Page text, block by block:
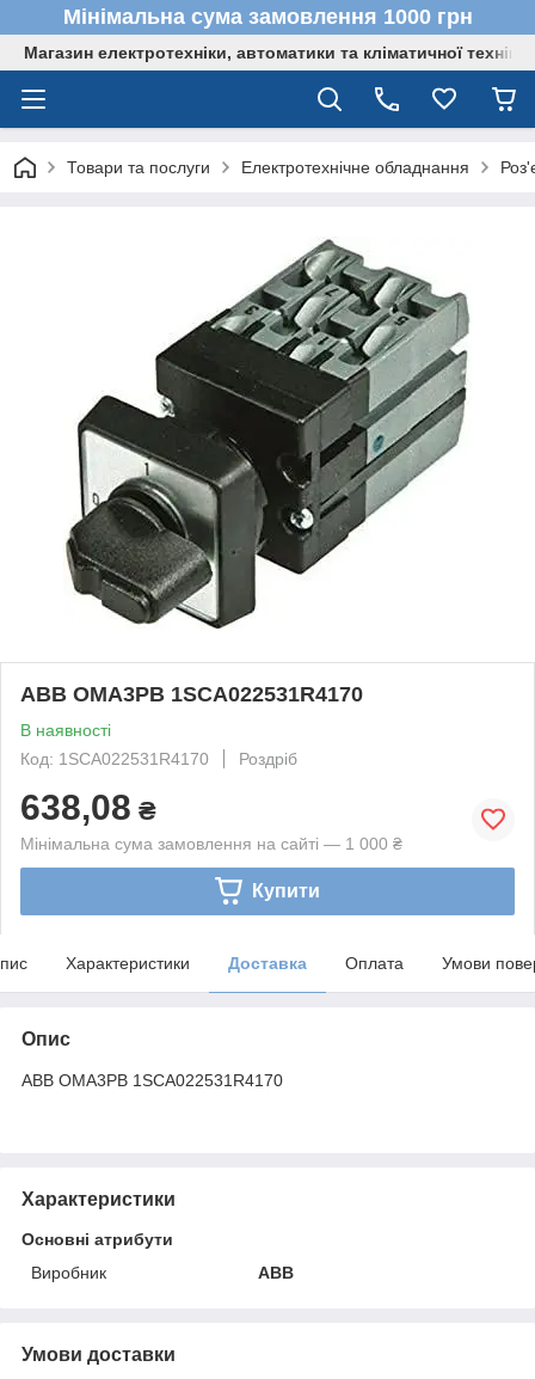
Мінімальна сума замовлення 1000 грн
Магазин електротехніки, автоматики та кліматичної техніки
Товари та послуги Електротехнічне обладнання
ABB OMA3PB 1SCA022531R4170
В наявності
Код: 1SCA022531R4170
Роздріб
638,08 ₴
Мінімальна сума замовлення на сайті — 1 000 ₴
Купити
Характеристики Доставка Оплата Умови
Опис
ABB OMA3PB 1SCA022531R4170
Характеристики
Основні атрибути
Виробник
ABB
Умови доставки